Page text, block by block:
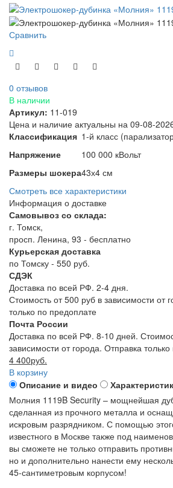
Сравнить
0 отзывов
В наличии
Артикул: 11-019
Цена и наличие актуальны на 09-08-
Классификация 1-й класс
Напряжение
100 000 кВольт
Размеры шокера43х4 см
Смотреть все характеристики
Информация о доставке
Самовывоз со склада:
г. Томск,
просп. Ленина, 93 - бесплатно
Курьерская доставка
по Томску - 550 руб.
СДЭК
Доставка по всей РФ. 2-4 дня.
Стоимость от 500 руб в зависимости от
только по предоплате
Почта России
Доставка по всей РФ. 8-10 дней.
зависимости от города. Отправка
4 400руб.
В корзину
Описание и видео
Молния 1119B Security – мощнейшая
сделанная из прочного металла и
искровым разрядником. С помощью
известного в Москве также под
вы сможете не только отправить
но и дополнительно нанести ему
45-сантиметровым корпусом!